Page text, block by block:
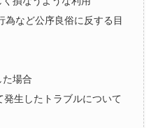
為など公序良俗に反する目
場合
発生したトラブルについて